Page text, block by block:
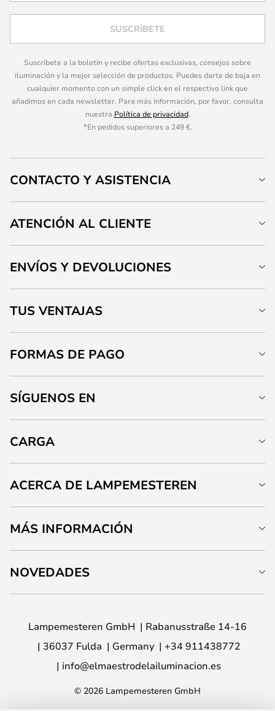
SUSCRÍBETE
Suscríbete a la boletín y recibe ofertas exclusivas, consejos sobre
iluminación y la mejor selección de productos. Puedes darte de baja en
cualquier momento con un simple click en el respectivo link que
añadimos en cada newsletter. Para más información, por favor, consulta
nuestra Política de privacidad.
*En pedidos superiores a 249 €.
CONTACTO Y ASISTENCIA
ATENCIÓN AL CLIENTE
ENVÍOS Y DEVOLUCIONES
TUS VENTAJAS
FORMAS DE PAGO
SÍGUENOS EN
CARGA
ACERCA DE LAMPEMESTEREN
MÁS INFORMACIÓN
NOVEDADES
Lampemesteren GmbH
Rabanusstraße 14-16
36037 Fulda
Germany
+34 911438772
info@elmaestrodelailuminacion.es
© 2026 Lampemesteren GmbH